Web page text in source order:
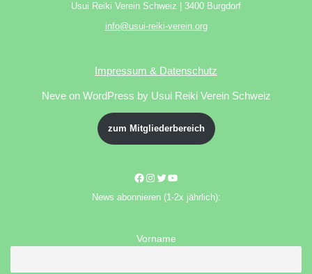
Usui Reiki Verein Schweiz | 3400 Burgdorf
info@usui-reiki-verein.org
Impressum & Datenschutz
Neveon WordPress by Usui Reiki Verein Schweiz
zum Mitgliederbereich
News abonnieren (1-2x jährlich):
Vorname